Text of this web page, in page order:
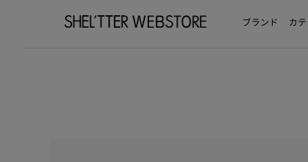
ブランド カ